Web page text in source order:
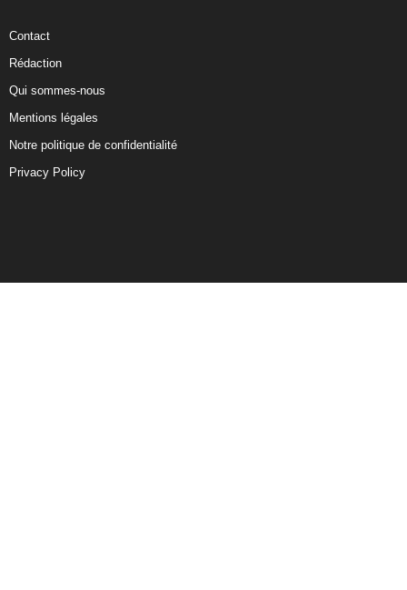
Contact
Rédaction
Qui sommes-nous
Mentions légales
Notre politique de confidentialité
Privacy Policy